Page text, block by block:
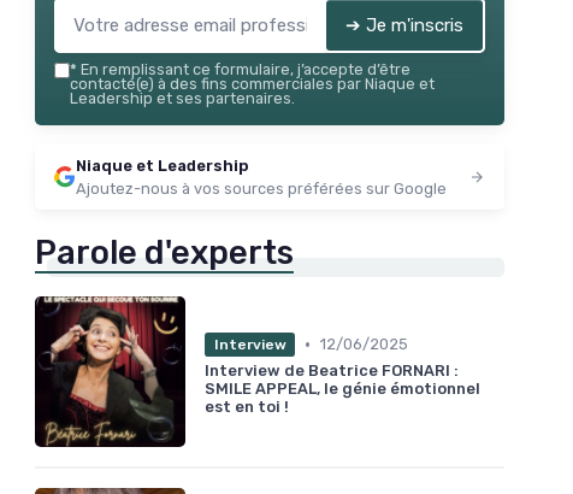
➔ Je m'inscris
* En remplissant ce formulaire, j’accepte d’être
contacté(e) à des fins commerciales par Niaque et
Leadership et ses partenaires.
Niaque et Leadership
Ajoutez-nous à vos sources préférées sur Google
Parole d'experts
Interview • 12/06/2025
Interview de Beatrice FORNARI :
SMILE APPEAL, le génie émotionnel
est en toi !